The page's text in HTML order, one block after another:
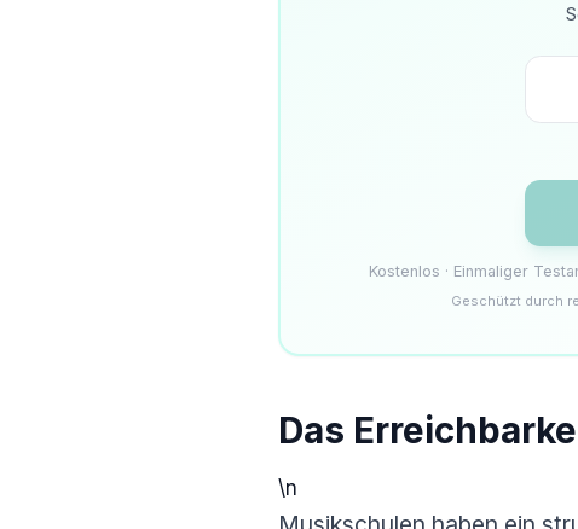
Kostenlos · Einmaliger
Geschützt durch
Das
\n